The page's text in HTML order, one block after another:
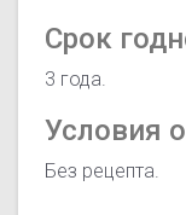
Срок
3 года.
Условия
Без рецепта.